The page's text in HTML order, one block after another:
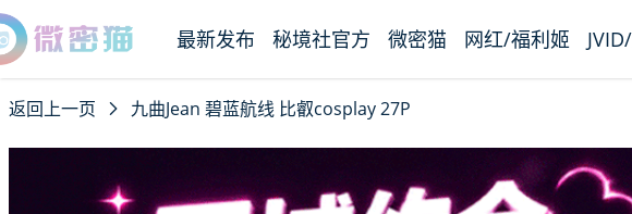
最新发布 秘境社官方 微密猫 网红/福利姬
返回上一页 九曲Jean 碧蓝航线 比叡cosplay 27P